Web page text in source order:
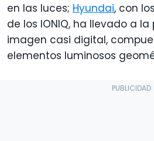
en las luces; Hyundai, con
de los IONIQ, ha llevado a
imagen casi digital,
elementos luminosos